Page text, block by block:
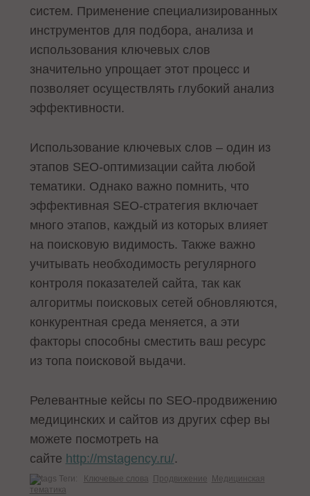
систем. Применение специализированных
инструментов для подбора, анализа и
использования ключевых слов
значительно упрощает этот процесс и
позволяет осуществлять глубокий анализ
эффективности.
Использование ключевых слов – один из
этапов SEO-оптимизации сайта любой
тематики. Однако важно помнить, что
эффективная SEO-стратегия включает
много этапов, каждый из которых влияет
на поисковую видимость. Также важно
учитывать необходимость регулярного
контроля показателей сайта, так как
алгоритмы поисковых сетей обновляются,
конкурентная среда меняется, а эти
факторы способны сместить ваш ресурс
из топа поисковой выдачи.
Релевантные кейсы по SEO-продвижению
медицинских и сайтов из других сфер вы
можете посмотреть на
сайте http://mstagency.ru/.
Теги: Ключевые слова Продвижение
Медицинская
тематика